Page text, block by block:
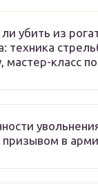
убить из
техника
мастер-класс
призывом в